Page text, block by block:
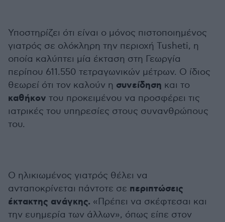
Υποστηρίζει ότι είναι ο μόνος πιστοποιημένος
γιατρός σε ολόκληρη την περιοχή Tusheti, η
οποία καλύπτει μία έκταση στη Γεωργία
περίπου 611.550 τετραγωνικών μέτρων. Ο ίδιος
θεωρεί ότι τον καλούν η συνείδηση και το
καθήκον του προκειμένου να προσφέρει τις
ιατρικές του υπηρεσίες στους συνανθρώπους
του.
Ο ηλικιωμένος γιατρός θέλει να
ανταποκρίνεται πάντοτε σε περιπτώσεις
έκτακτης ανάγκης. «Πρέπει να σκέφτεσαι και
την ευημερία των άλλων», όπως είπε στον